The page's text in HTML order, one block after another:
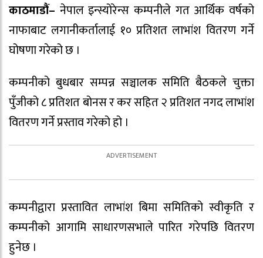
काठमाडौं– नेपाल इन्स्योरेन्स कम्पनीले गत आर्थिक वर्षको
नाफाबाट लगानीकर्तालाई १० प्रतिशत लाभांश वितरण गर्ने
घोषणा गरेको छ ।
कम्पनीको बुधबार सम्पन्न सञ्चालक समिति बैठकले चुक्ता
पुँजीको ८ प्रतिशत बोनस र कर सहित २ प्रतिशत नगद लाभांश
वितरण गर्ने प्रस्ताव गरेको हो ।
कम्पनीद्वारा प्रस्तावित लाभांश बिमा समितिको स्वीकृति र
कम्पनीको आगामि साधारणसभाले पारित गरेपछि वितरण
हुनेछ ।